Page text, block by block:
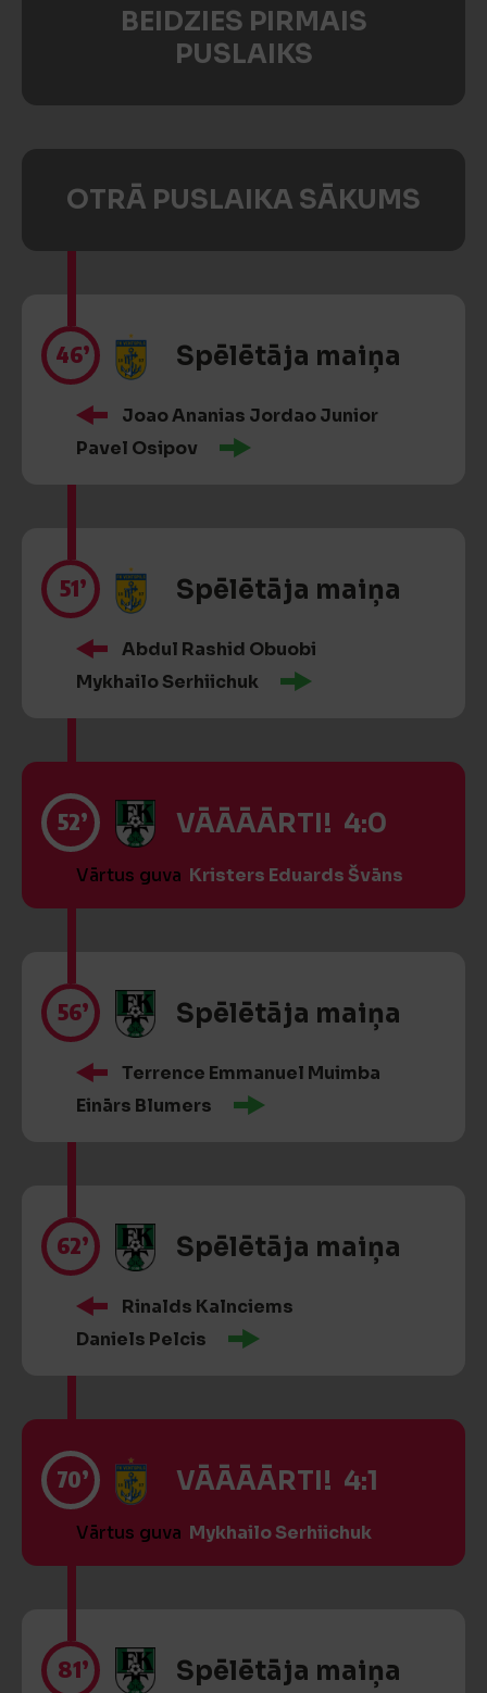
BEIDZIES PIRMAIS
PUSLAIKS
OTRĀ PUSLAIKA SĀKUMS
46’ Spēlētāja maiņa
Joao Ananias Jordao Junior
Pavel Osipov
51’ Spēlētāja maiņa
Abdul Rashid Obuobi
Mykhailo Serhiichuk
52’ VĀĀĀĀRTI! 4:0
Vārtus guva Kristers Eduards Švāns
56’ Spēlētāja maiņa
Terrence Emmanuel Muimba
Einārs Blumers
62’ Spēlētāja maiņa
Rinalds Kalnciems
Daniels Pelcis
70’ VĀĀĀĀRTI! 4:1
Vārtus guva Mykhailo Serhiichuk
81’ Spēlētāja maiņa